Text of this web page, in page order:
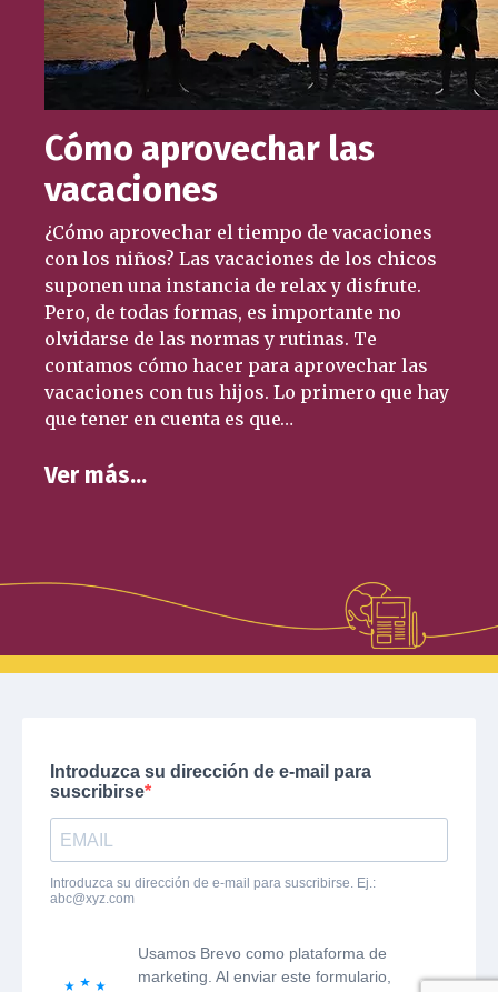
Cómo aprovechar las
vacaciones
¿Cómo aprovechar el tiempo de vacaciones
con los niños? Las vacaciones de los chicos
suponen una instancia de relax y disfrute.
Pero, de todas formas, es importante no
olvidarse de las normas y rutinas. Te
contamos cómo hacer para aprovechar las
vacaciones con tus hijos. Lo primero que hay
que tener en cuenta es que…
Ver más…